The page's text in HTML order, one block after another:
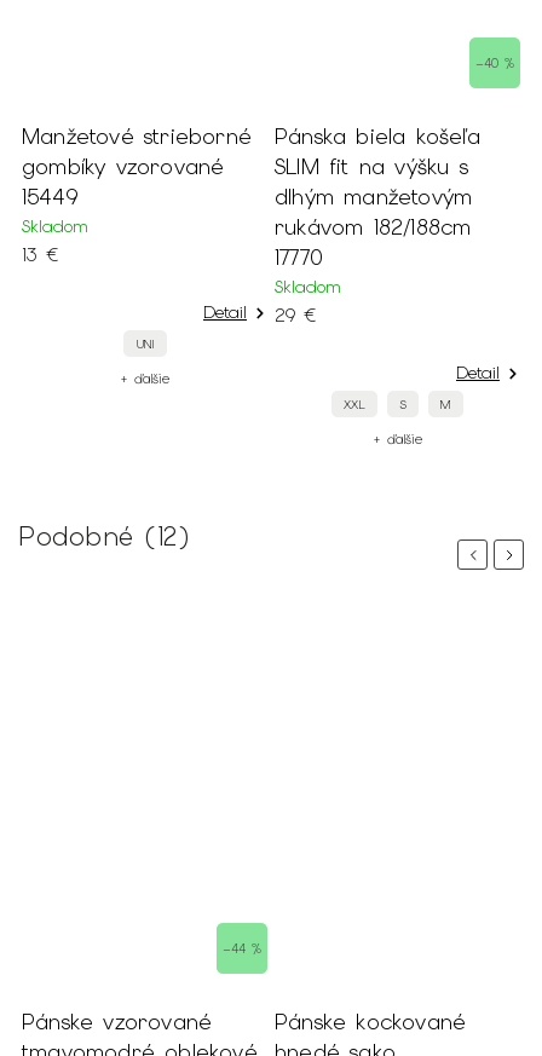
Manžetové strieborné
gombíky vzorované
15449
Skladom
13 €
Detail
UNI
+ ďalšie
–40 %
Pánska biela košeľa
SLIM fit na výšku s
dlhým manžetovým
rukávom 182/188cm
17770
Skladom
29 €
Detail
XXL S M
+ ďalšie
Podobné (12)
Previous
–44 %
Pánske vzorované
Pánske kockované
Next